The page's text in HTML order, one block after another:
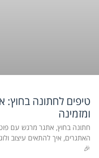
טיפים לחתונה בחוץ:
ומזמינה
חתונה בחוץ, אתגר מרגש עם
האתגרים, איך להתאים עיצוב
🎉